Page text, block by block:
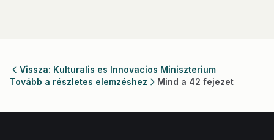
Vissza: Kulturalis es Innovacios Miniszterium
Tovább a részletes elemzéshez
Mind a 42 fejezet